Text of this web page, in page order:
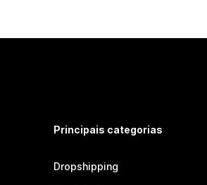
Principais categorias
Dropshipping